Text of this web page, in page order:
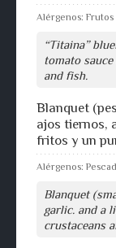
Alérgenos: Frutos
“Titaina”
tomato
and fish.
Blanquet
ajos tiernos,
fritos y un
Alérgenos:
Blanquet
garlic. and a
crustaceans